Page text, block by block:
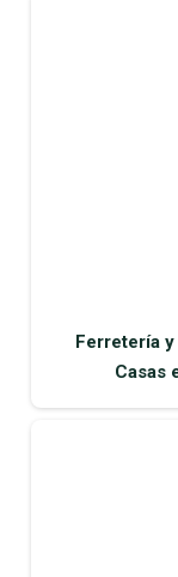
Ferretería
Casas